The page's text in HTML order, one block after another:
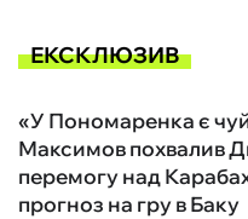
ЕКСКЛЮЗИВ
«У Пономаренка є
Максимов похвалив
перемогу над
прогноз на гру в Баку